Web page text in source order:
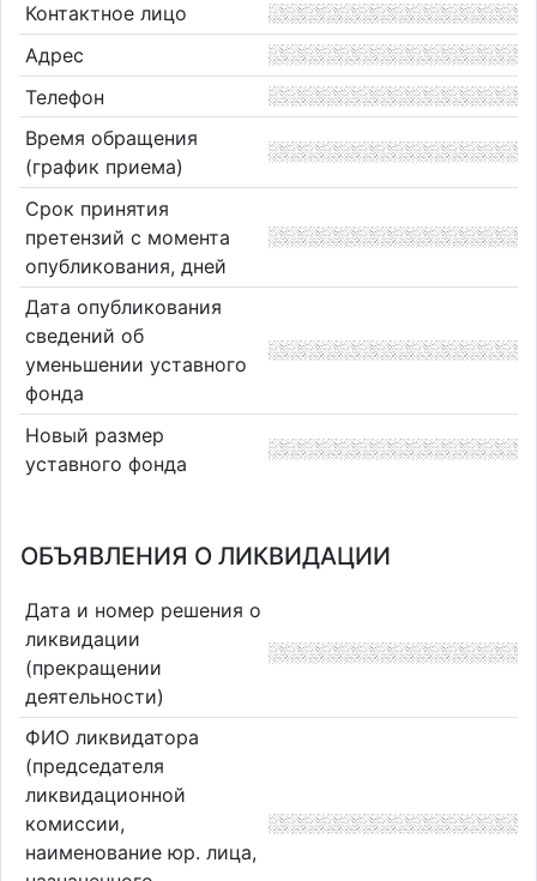
Контактное лицо
Адрес
Телефон
Время обращения
(график приема)
Срок принятия
претензий с момента
опубликования, дней
Дата опубликования
сведений об
уменьшении уставного
фонда
Новый размер
уставного фонда
ОБЪЯВЛЕНИЯ О ЛИКВИДАЦИИ
Дата и номер решения о
ликвидации
(прекращении
деятельности)
ФИО ликвидатора
(председателя
ликвидационной
комиссии,
наименование юр. лица,